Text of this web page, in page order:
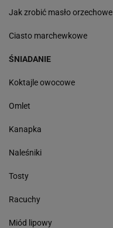
Jak zrobić masło orzechowe
Ciasto marchewkowe
ŚNIADANIE
Koktajle owocowe
Omlet
Kanapka
Naleśniki
Tosty
Racuchy
Miód lipowy